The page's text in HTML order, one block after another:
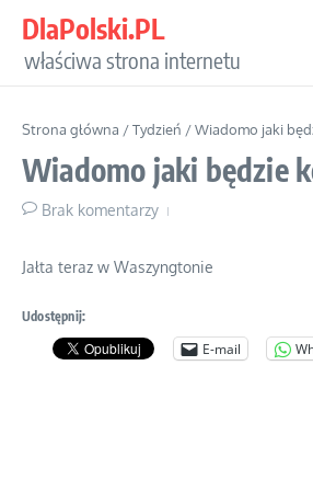
DlaPolski.PL
właściwa strona internetu
Strona główna /Tydzień /Wiadomo jaki
Wiadomo jaki będzie
Brak komentarzy
Jałta teraz w Waszyngtonie
Udostępnij:
E-mail